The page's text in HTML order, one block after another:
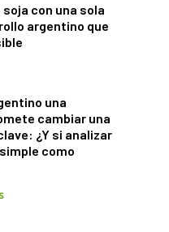
con una sola
argentino que
una
cambiar una
¿Y si analizar
como